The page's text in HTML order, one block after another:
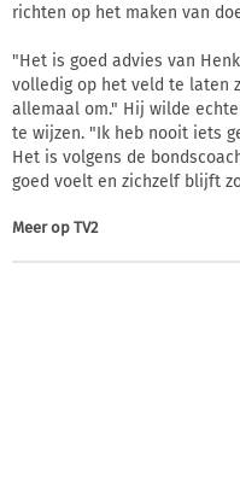
richten op het maken van
"Het is goed advies van
volledig op het veld te laten
allemaal om." Hij wilde
te wijzen. "Ik heb nooit iets
Het is volgens de
goed voelt en zichzelf blijft
Meer op TV2